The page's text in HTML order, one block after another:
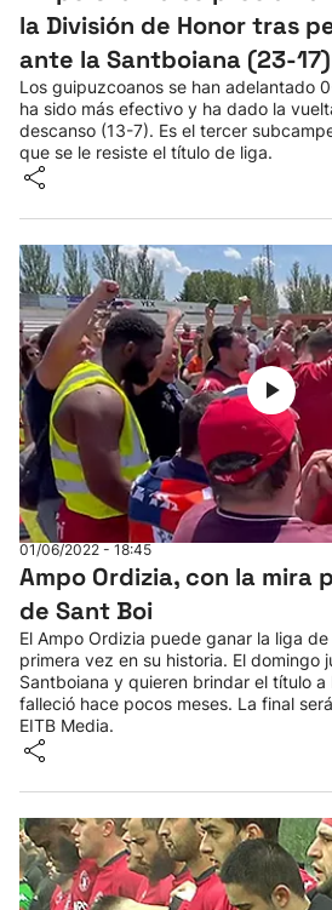
la División de Honor tras
ante la Santboiana (23-17)
Los guipuzcoanos se han adelantado
ha sido más efectivo y ha dado la
descanso (13-7). Es el tercer
que se le resiste el título de liga.
01/06/2022 - 18:45
Ampo Ordizia, con la mira
de Sant Boi
El Ampo Ordizia puede ganar la liga
primera vez en su historia. El domingo
Santboiana y quieren brindar el título a
falleció hace pocos meses. La final
EITB Media.